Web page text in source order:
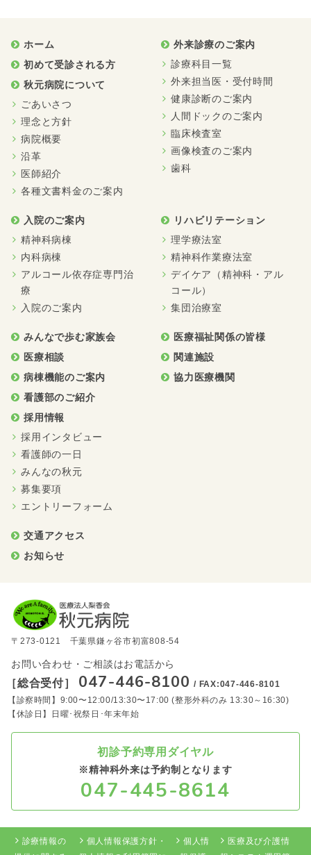
ホーム
初めて受診される方
秋元病院について
ごあいさつ
理念と方針
病院概要
沿革
医師紹介
各種文書料金のご案内
外来診療のご案内
診療科目一覧
外来担当医・受付時間
健康診断のご案内
人間ドックのご案内
臨床検査室
画像検査のご案内
歯科
入院のご案内
精神科病棟
内科病棟
アルコール依存症専門治
療
入院のご案内
みんなで歩む家族会
医療相談
病棟機能のご案内
リハビリテーション
理学療法室
精神科作業療法室
デイケア（精神科・アル
コール）
集団治療室
医療福祉関係の皆様
関連施設
協力医療機関
看護部のご紹介
採用情報
採用インタビュー
看護師の一日
みんなの秋元
募集要項
エントリーフォーム
交通アクセス
お知らせ
〒273-0121 千葉県鎌ヶ谷市初富808-54
お問い合わせ・ご相談はお電話から
［総合受付］ 047-446-8100 / FAX:047-446-8101
【診察時間】9:00〜12:00/13:30〜17:00 (整形外科のみ 13:30～16:30)
【休診日】日曜･祝祭日･年末年始
初診予約専用ダイヤル
※精神科外来は予約制となります
047-445-8614
診療情報の
個人情報保護方針・
個人情
医療及び介護情